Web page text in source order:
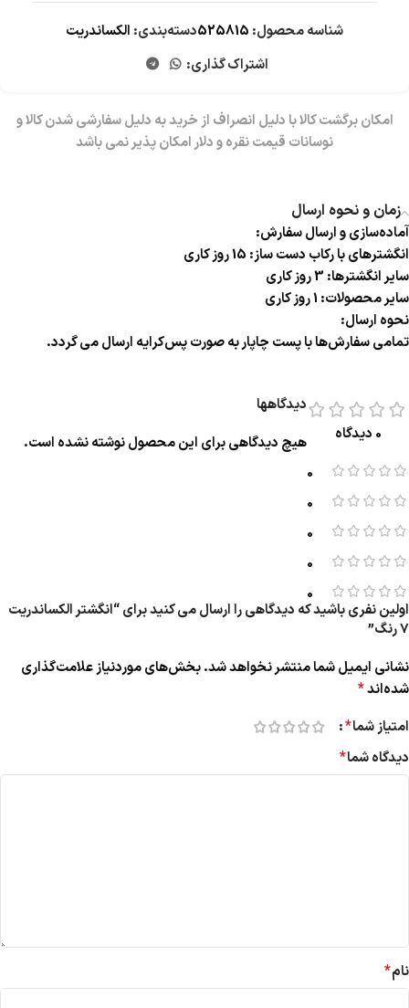
شناسه محصول: 525815دسته‌بندی: الکساندریت
اشتراک گذاری:
زمان و نحوه ارسال
آماده‌سازی و ارسال سفارش:
انگشترهای با رکاب دست ساز: 15 روز کاری
سایر انگشترها: 3 روز کاری
سایر محصولات: 1 روز کاری
نحوه ارسال:
تمامی سفارش‌ها با پست چاپار به صورت پس‌کرایه ارسال می گردد.
0 دیدگاه
0
0
0
0
0
دیدگاهها
هیچ دیدگاهی برای این محصول نوشته نشده است.
اولین نفری باشید که دیدگاهی را ارسال می کنید برای “انگشتر الکساندریت
7 رنگ”
نشانی ایمیل شما منتشر نخواهد شد.بخش‌های موردنیاز علامت‌گذاری
شده‌اند*
امتیاز شما*
دیدگاه شما*
نام*